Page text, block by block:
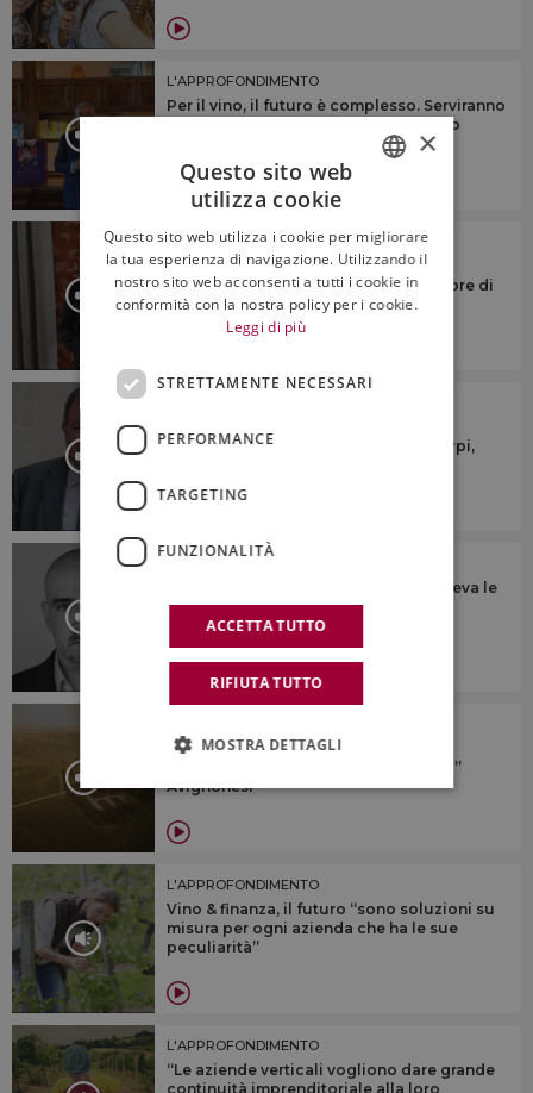
L'APPROFONDIMENTO
Per il vino, il futuro è complesso. Serviranno
identità territoriale e “anima”, citando
L'APPROFONDIMENTO
“Dovremmo cercare di riunire le
denominazioni sotto un numero minore di
consorzi di tutela”
generalizzazioni su taglio rese o estirpi,
“Ascoltava tutti, parlava a tutti, e vedeva le
cose proiettate nel futuro, prima di
realizzarle”
Il valore di essere B-Corp e delle
certificazioni di sostenibilità: il “caso”
Avignonesi
L'APPROFONDIMENTO
Vino & finanza, il futuro “sono soluzioni su
misura per ogni azienda che ha le sue
peculiarità”
L'APPROFONDIMENTO
“Le aziende verticali vogliono dare grande
continuità imprenditoriale alla loro
ENGLISH
×
Questo sito web
utilizza cookie
Questo sito web utilizza i cookie per migliorare
la tua esperienza di navigazione. Utilizzando il
nostro sito web acconsenti a tutti i cookie in
conformità con la nostra policy per i cookie.
Leggi di più
STRETTAMENTE NECESSARI
PERFORMANCE
TARGETING
FUNZIONALITÀ
ACCETTA TUTTO
RIFIUTA TUTTO
MOSTRA DETTAGLI